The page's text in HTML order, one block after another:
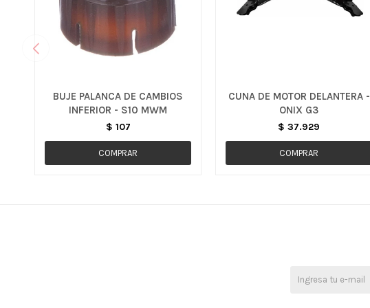
BUJE PALANCA DE CAMBIOS
INFERIOR - S10 MWM
$ 107
CUNA DE MOTOR DELANTERA -
ONIX G3
$ 37.929